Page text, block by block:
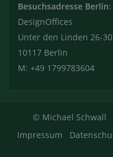
Besuchsadresse Berlin:
DesignOffices
Unter den Linden 26-30
10117 Berlin
M: +49 1799783604
© Michael Schwall
Impressum